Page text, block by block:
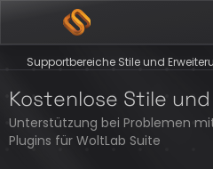
Supportbereiche Stile und
Kostenlose Stile
Unterstützung bei Problemen
Plugins für WoltLab Suite